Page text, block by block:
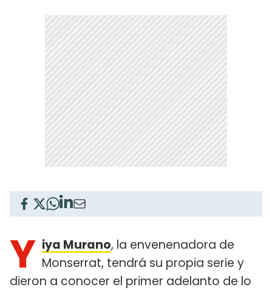
Y iya Murano, la envenenadora de
Monserrat, tendrá su propia serie y
dieron a conocer el primer adelanto de lo